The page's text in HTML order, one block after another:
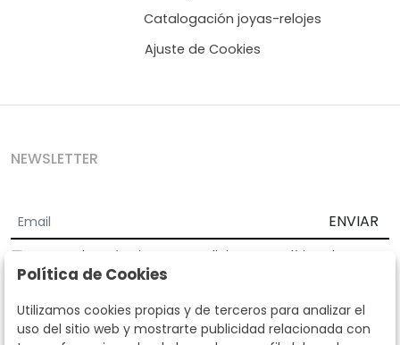
Catalogación joyas-relojes
Ajuste de Cookies
NEWSLETTER
ENVIAR
Acepto los Términos y Condiciones
Política de
privacidad
Según la LOPD y disposiciones de desarrollo, informamos que sus
datos personales serán tratados por parte de Subastas Segre con la
finalidad de gestionar la relación comercial. Puede ejercitar los
Política de Cookies
Utilizamos cookies propias y de terceros para analizar el
uso del sitio web y mostrarte publicidad relacionada con